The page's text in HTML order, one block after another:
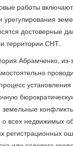
работы
урегулирования
достоверные
территории СНТ.
Абрамченко,
установления
всех недвижимых
регистрационных